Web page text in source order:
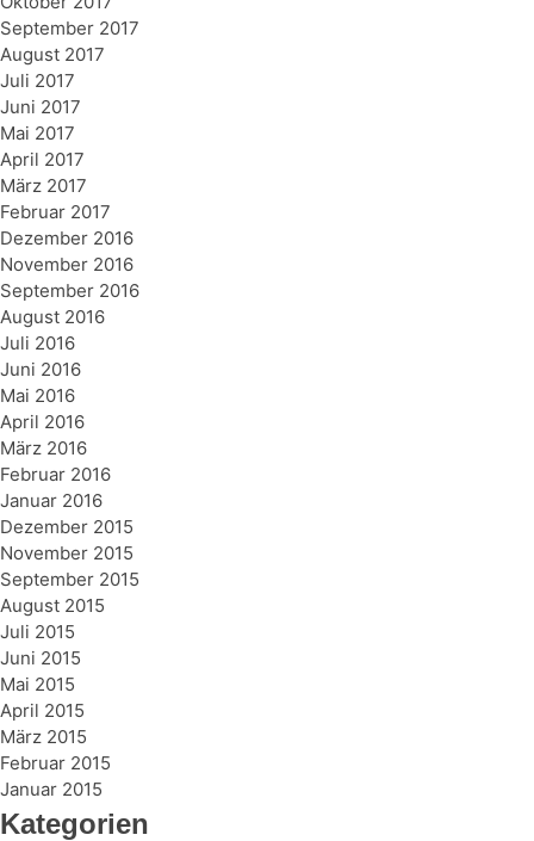
September 2017
August 2017
Juli 2017
Juni 2017
Mai 2017
April 2017
März 2017
Februar 2017
Dezember 2016
November 2016
September 2016
August 2016
Juli 2016
Juni 2016
Mai 2016
April 2016
März 2016
Februar 2016
Januar 2016
Dezember 2015
November 2015
September 2015
August 2015
Juli 2015
Juni 2015
Mai 2015
April 2015
März 2015
Februar 2015
Januar 2015
Kategorien